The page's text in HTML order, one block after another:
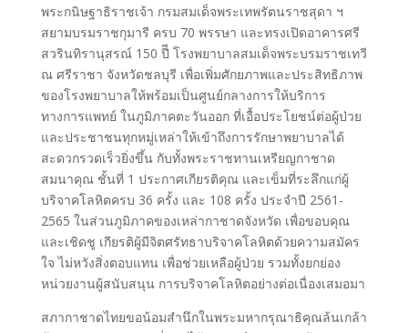
พระกนิษฐาธิราชเจ้า กรมสมเด็จพระเทพรัตนราชสุดา ฯ
สยามบรมราชกุมารี ครบ 70 พรรษา และทรงเปิดอาคารศรี
สวรินทิรานุสรณ์ 150 ปีี โรงพยาบาลสมเด็จพระบรมราชเทวี
ณ ศรีราชา จังหวัดชลบุรี เพื่อเพิ่มศักยภาพและประสิทธิภาพ
ของโรงพยาบาลให้พร้อมเป็นศูนย์กลางการให้บริการ
ทางการแพทย์ ในภูมิภาคตะวันออก ที่เอื้อประโยชน์ต่อผู้ป่วย
และประชาชนทุกหมู่เหล่าให้เข้าถึงการรักษาพยาบาลได้
สะดวกรวดเร็วยิ่งขึ้น กับทั้งพระราชทานเหรียญกาชาด
สมนาคุณ ชั้นที่ 1 ประกาศเกียรติคุณ และเข็มที่ระลึกแก่ผู้
บริจาคโลหิตครบ 36 ครั้ง และ 108 ครั้ง ประจำปี 2561-
2565 ในส่วนภูมิภาคของเหล่ากาชาดจังหวัด เพื่อขอบคุณ
และเชิดชู เกียรติผู้มีจิตศรัทธาบริจาคโลหิตด้วยความสมัคร
ใจ ไม่หวังสิ่งตอบแทน เพื่อช่วยเหลือผู้ป่วย รวมทั้งยกย่อง
หน่วยงานผู้สนับสนุน การบริจาคโลหิตอย่างต่อเนื่องเสมอมา
สภากาชาดไทยขอน้อมสำนึกในพระมหากรุณาธิคุณล้นเกล้า